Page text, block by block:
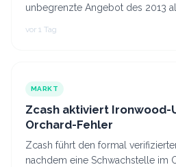
unbegrenzte Angebot des 2013
vor 1 Tag
MARKT
Zcash aktiviert Ironwood-
Orchard-Fehler
Zcash führt den formal
nachdem eine Schwachstelle im